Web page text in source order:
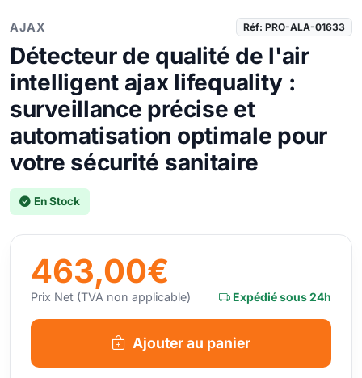
AJAX Réf: PRO-ALA-01633
Détecteur de qualité de l'air
intelligent ajax lifequality :
surveillance précise et
automatisation optimale pour
votre sécurité sanitaire
En Stock
463,00€
Prix Net (TVA non applicable) Expédié sous 24h
Ajouter au panier